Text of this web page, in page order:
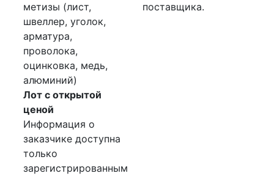
метизы (лист,
швеллер, уголок,
арматура,
проволока,
оцинковка, медь,
алюминий)
Лот с открытой
ценой
Информация о
заказчике доступна
только
зарегистрированным
поставщика.